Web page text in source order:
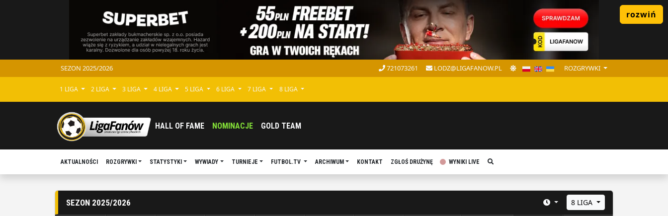
rozwiń
SEZON 2025/2026 721073261 LODZ@LIGAFANOW.PL ROZGRYWKI
1 LIGA 2 LIGA 3 LIGA 4 LIGA 5 LIGA 6 LIGA 7 LIGA 8 LIGA
HALL OF FAME NOMINACJE GOLD TEAM
AKTUALNOŚCI ROZGRYWKI STATYSTYKI WYWIADY TURNIEJE FUTBOL.TV ARCHIWUM KONTAKT ZGŁOŚ DRUŻYNĘ WYNIKI LIVE
SEZON 2025/2026 8 LIGA